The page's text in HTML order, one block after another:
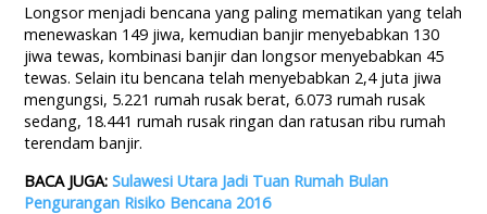
Longsor menjadi bencana yang paling mematikan yang telah
menewaskan 149 jiwa, kemudian banjir menyebabkan 130
jiwa tewas, kombinasi banjir dan longsor menyebabkan 45
tewas. Selain itu bencana telah menyebabkan 2,4 juta jiwa
mengungsi, 5.221 rumah rusak berat, 6.073 rumah rusak
sedang, 18.441 rumah rusak ringan dan ratusan ribu rumah
terendam banjir.
BACA JUGA:Sulawesi Utara Jadi Tuan Rumah Bulan
Pengurangan Risiko Bencana 2016